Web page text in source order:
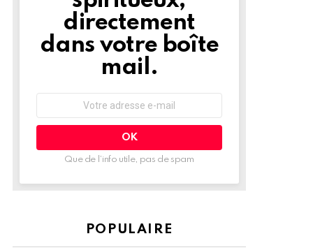
directement
dans votre boîte
mail.
mail
Que de l’info utile, pas de spam
POPULAIRE